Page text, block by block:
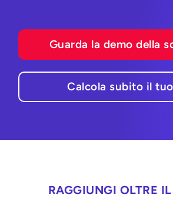
Guarda la demo della
Calcola subito il
RAGGIUNGI OLTRE